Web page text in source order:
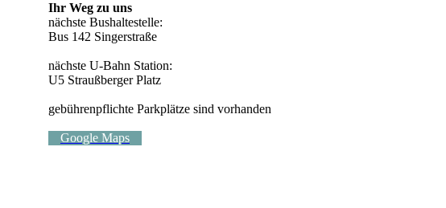
Ihr Weg zu uns
nächste Bushaltestelle:
Bus 142 Singerstraße
nächste U-Bahn Station:
U5 Straußberger Platz
gebührenpflichte Parkplätze sind vorhanden
Google Maps